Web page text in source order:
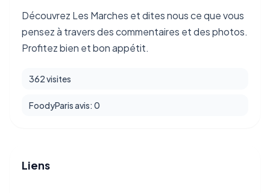
Découvrez Les Marches et dites nous ce que vous
pensez à travers des commentaires et des photos.
Profitez bien et bon appétit.
362 visites
FoodyParis avis: 0
Liens